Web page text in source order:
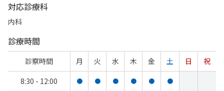
対応診療科
内科
診療時間
診察時間 月 火 水 木 金 土 日
祝
8:30 - 12:00
● ● ● ● ● ●